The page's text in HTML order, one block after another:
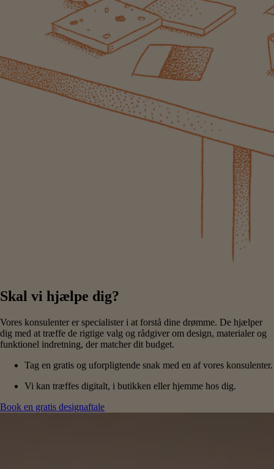
Skal vi hjælpe dig?
Vores konsulenter er specialister i at forstå dine drømme. De hjælper
dig med at træffe de rigtige valg og rådgiver om design, materialer og
funktionel indretning, der matcher dit budget.
Tag en gratis og uforpligtende snak med en af vores konsulenter.
Vi kan træffes digitalt, i butikken eller hjemme hos dig.
Book en gratis designaftale